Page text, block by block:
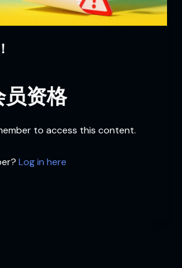
员资格
to access this content.
Log in here